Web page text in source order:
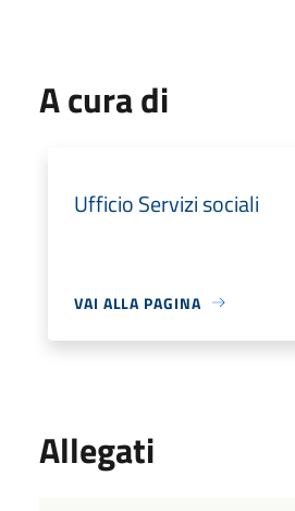
A cura di
Ufficio Servizi sociali
VAI ALLA PAGINA
Allegati